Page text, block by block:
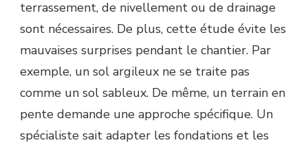
terrassement, de nivellement ou de drainage
sont nécessaires. De plus, cette étude évite les
mauvaises surprises pendant le chantier. Par
exemple, un sol argileux ne se traite pas
comme un sol sableux. De même, un terrain en
pente demande une approche spécifique. Un
spécialiste sait adapter les fondations et les